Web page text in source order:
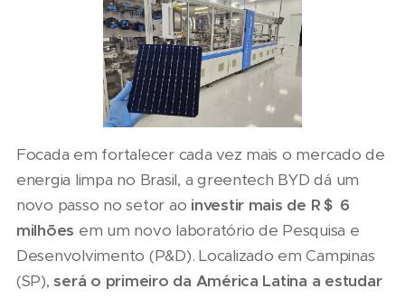
Focada em fortalecer cada vez mais o mercado de
energia limpa no Brasil, a greentech BYD dá um
novo passo no setor ao investir mais de R＄ 6
milhões em um novo laboratório de Pesquisa e
Desenvolvimento (P&D). Localizado em Campinas
(SP),será o primeiro da América Latina a estudar